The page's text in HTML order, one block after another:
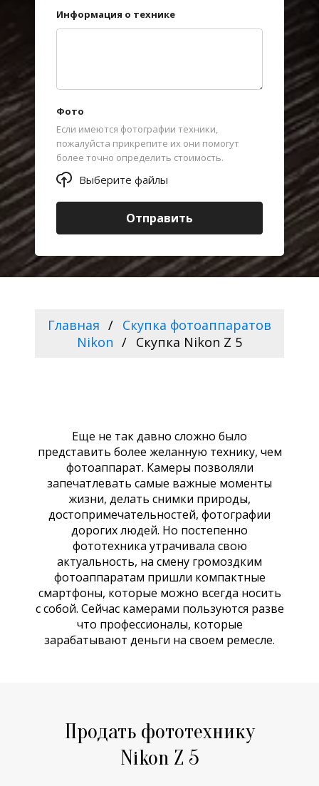
Информация о технике
Фото
Если имеются фотографии техники,
пожалуйста прикрепите их они помогут
более точно определить стоимость.
Выберите файлы
Отправить
Главная
Скупка фотоаппаратов
Nikon
Скупка Nikon Z 5
Еще не так давно сложно было
представить более желанную технику, чем
фотоаппарат. Камеры позволяли
запечатлевать самые важные моменты
жизни, делать снимки природы,
достопримечательностей, фотографии
дорогих людей. Но постепенно
фототехника утрачивала свою
актуальность, на смену громоздким
фотоаппаратам пришли компактные
смартфоны, которые можно всегда носить
с собой. Сейчас камерами пользуются разве
что профессионалы, которые
зарабатывают деньги на своем ремесле.
Продать фототехнику
Nikon Z 5